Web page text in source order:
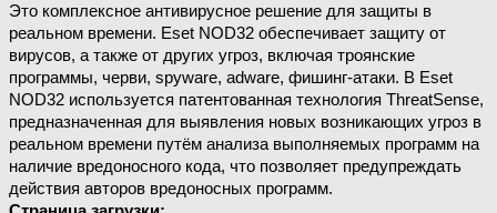
Это комплексное антивирусное решение для защиты в
реальном времени. Eset NOD32 обеспечивает защиту от
вирусов, а также от других угроз, включая троянские
программы, черви, spyware, adware, фишинг-атаки. В Eset
NOD32 используется патентованная технология ThreatSense,
предназначенная для выявления новых возникающих угроз в
реальном времени путём анализа выполняемых программ на
наличие вредоносного кода, что позволяет предупреждать
действия авторов вредоносных программ.